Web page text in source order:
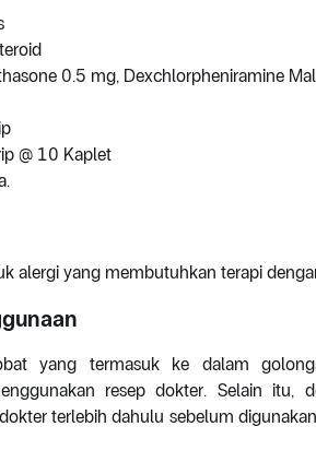
0.5 mg, Dexchlorpheniramine
@ 10 Kaplet
alergi yang membutuhkan terapi
yang termasuk ke dalam
resep dokter. Selain itu,
terlebih dahulu sebelum